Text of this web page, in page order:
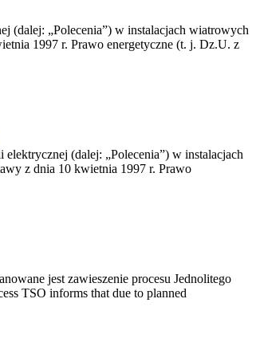
(dalej: „Polecenia”) w instalacjach wiatrowych
1997 r. Prawo energetyczne (t. j. Dz.U. z
(dalej: „Polecenia”) w instalacjach
z dnia 10 kwietnia 1997 r. Prawo
jest zawieszenie procesu Jednolitego
TSO informs that due to planned